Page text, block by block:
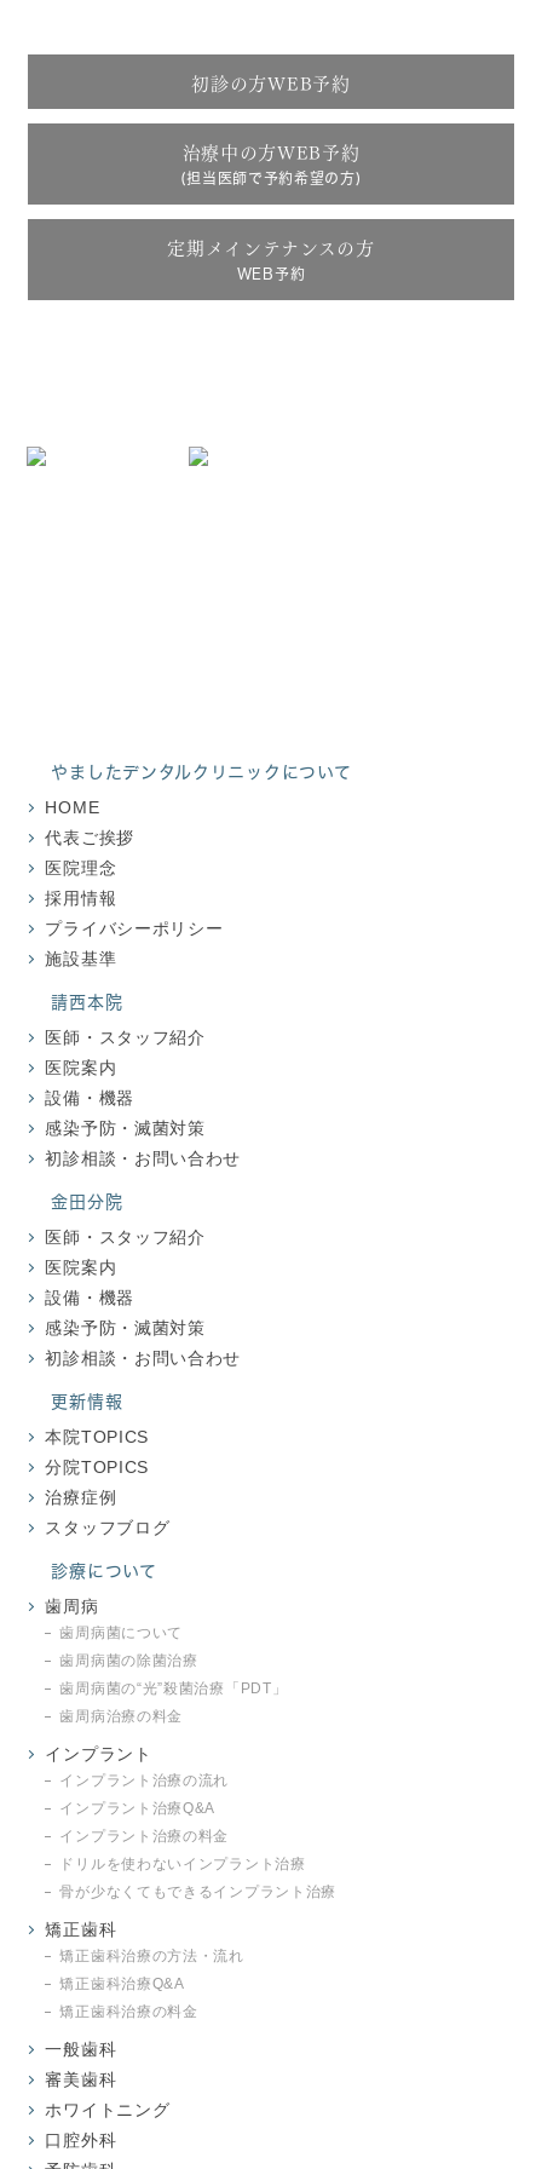
初診の方WEB予約
治療中の方WEB予約
(担当医師で予約希望の方)
定期メインテナンスの方
WEB予約
やましたデンタルクリニックについて
HOME
代表ご挨拶
医院理念
採用情報
プライバシーポリシー
施設基準
請西本院
医師・スタッフ紹介
医院案内
設備・機器
感染予防・滅菌対策
初診相談・お問い合わせ
金田分院
医師・スタッフ紹介
医院案内
設備・機器
感染予防・滅菌対策
初診相談・お問い合わせ
更新情報
本院TOPICS
分院TOPICS
治療症例
スタッフブログ
診療について
歯周病
歯周病菌について
歯周病菌の除菌治療
歯周病菌の“光”殺菌治療「PDT」
歯周病治療の料金
インプラント
インプラント治療の流れ
インプラント治療Q&A
インプラント治療の料金
ドリルを使わないインプラント治療
骨が少なくてもできるインプラント治療
矯正歯科
矯正歯科治療の方法・流れ
矯正歯科治療Q&A
矯正歯科治療の料金
一般歯科
審美歯科
ホワイトニング
口腔外科